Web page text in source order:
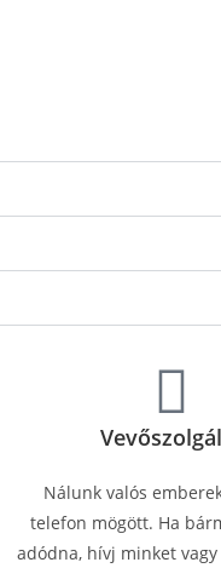
Nálunk valós
telefon mögött. Ha
adódna, hívj minket